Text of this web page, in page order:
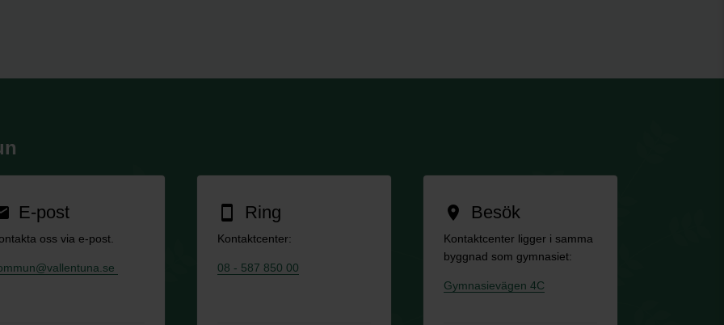
E-post
oss via e-post.
smartphone Ring
Kontaktcenter:
08 - 587 850 00
location_on Besök
Kontaktcenter ligger i samma
byggnad som gymnasiet:
Gymnasievägen 4C